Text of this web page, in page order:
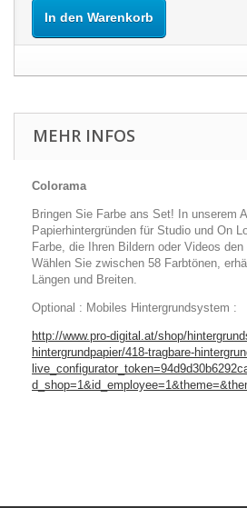
In den Warenkorb
MEHR INFOS
Colorama
Bringen Sie Farbe ans Set! In unserem
Papierhintergründen für Studio und On
Farbe, die Ihren Bildern oder Videos
Wählen Sie zwischen 58 Farbtönen,
Längen und Breiten.
Optional : Mobiles Hintergrundsystem :
http://www.pro-digital.at/shop/
hintergrundpapier/418-tragbare-